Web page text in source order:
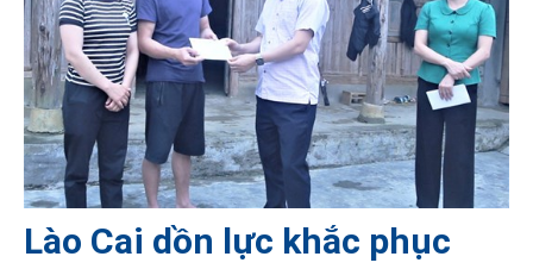
Lào Cai dồn lực khắc phục